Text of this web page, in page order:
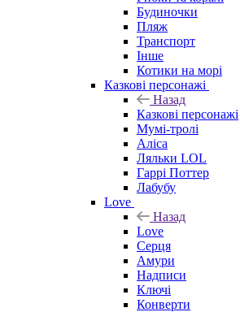
Будиночки
Пляж
Транспорт
Інше
Котики на морі
Казкові персонажі
Назад
Казкові персонажі
Мумі-тролі
Аліса
Ляльки LOL
Гаррі Поттер
Лабубу
Love
Назад
Love
Серця
Амури
Надписи
Ключі
Конверти